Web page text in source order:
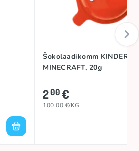
Šokolaadikomm KINDER
MINECRAFT, 20g
200€
100.00 €/KG